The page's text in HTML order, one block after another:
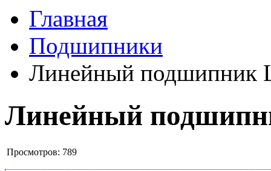
Главная
Подшипники
Линейный подшипник
Линейный
Просмотров: 789